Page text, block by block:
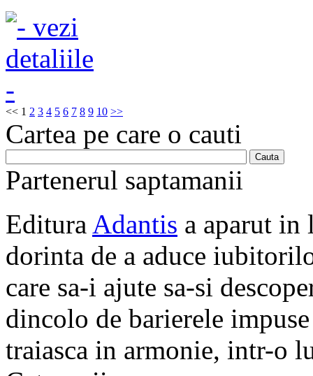
<< 1 2 3 4 5 6 7 8 9 10 >>
Cartea pe care o cauti
Partenerul saptamanii
Editura Adantis a aparut in
dorinta de a aduce
care sa-i ajute sa-si
dincolo de barierele
traiasca in armonie, intr-o